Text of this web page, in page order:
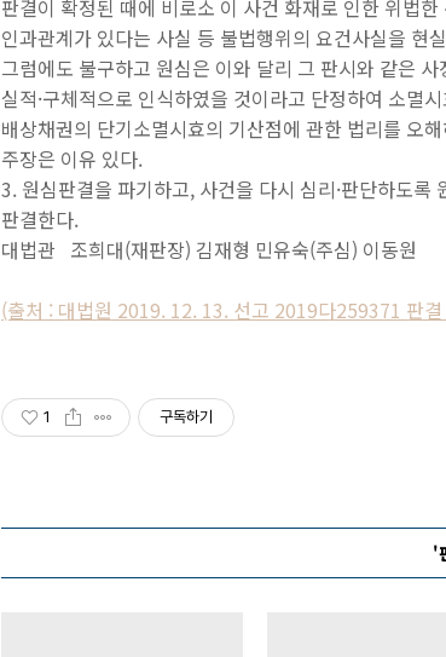
판결이 확정된 때에 비로소 이 사건 화재로 인한 위법
인과관계가 있다는 사실 등 불법행위의 요건사실을 현
그럼에도 불구하고 원심은 이와 달리 그 판시와 같은
실적·구체적으로 인식하였을 것이라고 단정하여 소멸
배상채권의 단기소멸시효의 기산점에 관한 법리를 오
주장은 이유 있다.
3. 원심판결을 파기하고, 사건을 다시 심리·판단하도
판결한다.
대법관 조희대(재판장) 김재형 민유숙(주심) 이동원
(출처 : 대법원 2019. 12. 13. 선고 2019다259371 판
1 구독하기
'